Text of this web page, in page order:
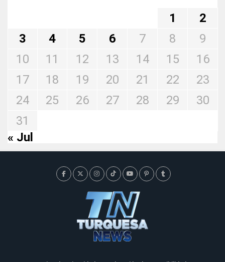
1
2
3
4 5 6 7 8
9
10
11 12 13 14 15
16
17
18 19 20 21 22
23
24
25 26 27 28 29
30
31
« Jul